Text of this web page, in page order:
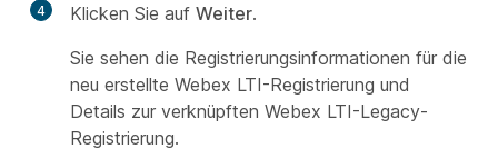
4 Klicken Sie auf Weiter.
Sie sehen die Registrierungsinformationen für die
neu erstellte Webex LTI-Registrierung und
Details zur verknüpften Webex LTI-Legacy-
Registrierung.